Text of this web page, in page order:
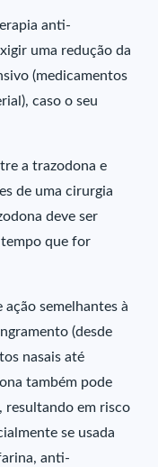
anti-
uma redução da
(medicamentos
caso o seu
a trazodona e
de uma cirurgia
deve ser
que for
semelhantes à
(desde
nasais até
também pode
resultando em risco
se usada
anti-